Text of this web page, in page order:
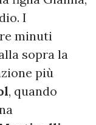
I
minuti
sopra la
più
, quando